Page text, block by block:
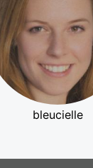
bleucielle